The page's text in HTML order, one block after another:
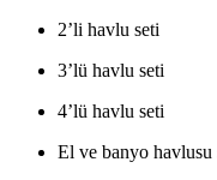
2’li havlu seti
3’lü havlu seti
4’lü havlu seti
El ve banyo havlusu